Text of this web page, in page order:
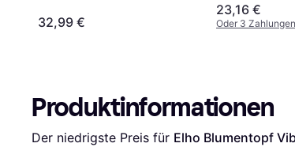
32,99 €
23,16 €
Oder 3
Produktinformationen
Der niedrigste Preis für Elho Blumentopf